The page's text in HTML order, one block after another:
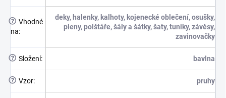
? Vhodné
na:
deky, halenky, kalhoty, kojenecké oblečení, osušky,
pleny, polštáře, šály a šátky, šaty, tuniky, závěsy,
zavinovačky
? Složení: bavlna
? Vzor: pruhy